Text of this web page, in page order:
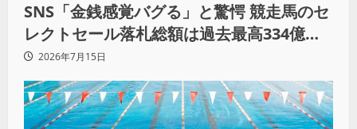
SNS「金銭感覚バグる」と驚愕 競走馬のセ
レクトセール落札総額は過去最高334億
円！2026年7月15日